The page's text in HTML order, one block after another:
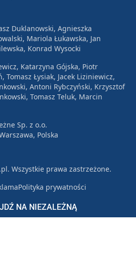
NA NIEZALEŻNĄ
Duklanowski, Agnieszka
Mariola Łukawska, Jan
Konrad Wysocki
Katarzyna Gójska, Piotr
Tomasz Łysiak, Jacek Liziniewicz,
Antoni Rybczyński, Krzysztof
Tomasz Teluk, Marcin
Sp. z o.o.
Polska
Wszystkie prawa zastrzeżone.
Polityka prywatności